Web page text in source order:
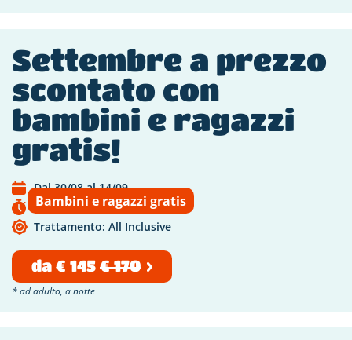
Settembre a prezzo
scontato con
bambini e ragazzi
gratis!
Bambini e ragazzi gratis
Dal 30/08 al 14/09
Scade tra 28 giorni
Trattamento: All Inclusive
da € 145 € 170
* ad adulto, a notte